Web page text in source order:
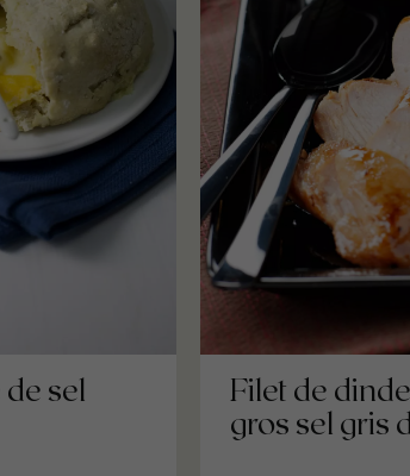
sel
Filet de
gros sel gris